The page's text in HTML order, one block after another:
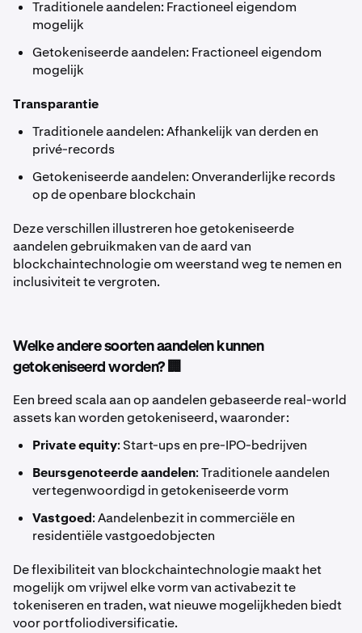
Traditionele aandelen: Fractioneel eigendom
mogelijk
Getokeniseerde aandelen: Fractioneel eigendom
mogelijk
Transparantie
Traditionele aandelen: Afhankelijk van derden en
privé-records
Getokeniseerde aandelen: Onveranderlijke records
op de openbare blockchain
Deze verschillen illustreren hoe getokeniseerde
aandelen gebruikmaken van de aard van
blockchaintechnologie om weerstand weg te nemen en
inclusiviteit te vergroten.
Welke andere soorten aandelen kunnen
getokeniseerd worden? 🏢
Een breed scala aan op aandelen gebaseerde real-world
assets kan worden getokeniseerd, waaronder:
Private equity: Start-ups en pre-IPO-bedrijven
Beursgenoteerde aandelen: Traditionele aandelen
vertegenwoordigd in getokeniseerde vorm
Vastgoed: Aandelenbezit in commerciële en
residentiële vastgoedobjecten
De flexibiliteit van blockchaintechnologie maakt het
mogelijk om vrijwel elke vorm van activabezit te
tokeniseren en traden, wat nieuwe mogelijkheden biedt
voor portfoliodiversificatie.